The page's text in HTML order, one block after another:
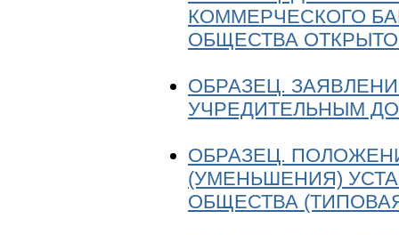
КОММЕРЧЕСКОГО
ОБЩЕСТВА
ОБРАЗЕЦ.
УЧРЕДИТЕЛЬНЫМ
ОБРАЗЕЦ.
(УМЕНЬШЕНИЯ)
ОБЩЕСТВА